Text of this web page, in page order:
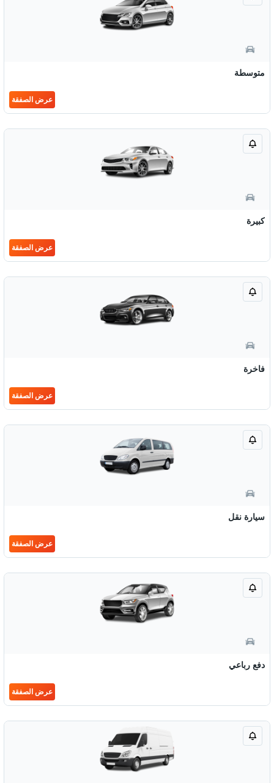
متوسطة
عرض الصفقة
كبيرة
عرض الصفقة
فاخرة
عرض الصفقة
سيارة نقل
عرض الصفقة
دفع رباعي
عرض الصفقة